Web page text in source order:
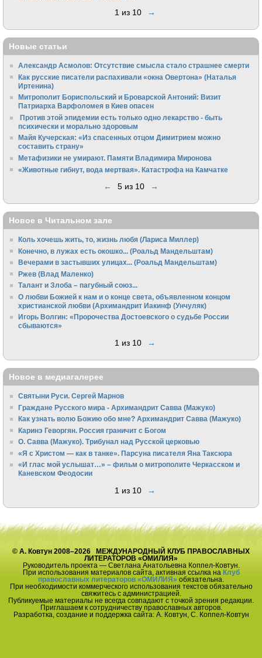
1 из 10 →
Новые статьи
Александр Асмолов: Отсутствие смысла стало страшнее смерти
Как русские писатели распахивали «окна Овертона» (Наталья
Иртенина)
Митрополит Бориспольский и Броварской Антоний: Визит
Патриарха Варфоломея в Киев опасен
Против этой эпидемии есть только одно лекарство - быть
психически и морально здоровым
Майя Кучерская: «Из спасенных отцом Димитрием можно
составить страну»
Метафизики не умирают. Памяти Владимира Миронова
«Животные гибнут, вода мертвая». Катастрофа на Камчатке
← 5 из 10 →
Новое в Читальном зале
Коль хочешь жить, то, жизнь любя (Лариса Миллер)
Конечно, в лужах есть окошко... (Роальд Мандельштам)
Вечерами в застывших улицах... (Роальд Мандельштам)
Ржев (Влад Маленко)
Талант и Злоба – пагубный союз...
О любви Божией к нам и о конце света, объявленном концом
христианской любви (Архимандрит Иакинф (Унчуляк)
Игорь Волгин: «Пророчества Достоевского о судьбе России
сбываются»
1 из 10 →
Новое в медиагалерее
Святыни Руси. Сергей Марнов
Граждане Русского мира - Архимандрит Савва (Мажуко)
Как узнать волю Божию обо мне? Архимандрит Савва (Мажуко)
Каринэ Геворгян. Россия граничит с Богом
О. Савва (Мажуко). Трибунал над Русской церковью
«Я с Христом — как в танке». Парсуна писателя Яна Таксюра
«И глас мой услышат…» – фильм о митрополите Черкасском и
Каневском Феодосии
1 из 10 →
© А. Ковтун 2008–2026 МЕЖДУНАРОДНЫЙ КЛУБ ПРАВОСЛАВНЫХ
ЛИТЕРАТОРОВ «ОМИЛИЯ»
Руководитель проекта — Светлана Анатольевна Коппел-Ковтун.
При использования материалов сайта, активная ссылка на Клуб
православных литераторов «ОМИЛИЯ» обязательна.
При необходимости коммерческого использования текстов обязательно
свяжитесь с администрацией.
Публикуемые материалы не всегда совпадают с точкой зрения редакции.
Приглашаем к сотрудничеству православных авторов.
Разработка, создание и поддержка сайта: А. Ковтун, С. Коппел-Ковтун